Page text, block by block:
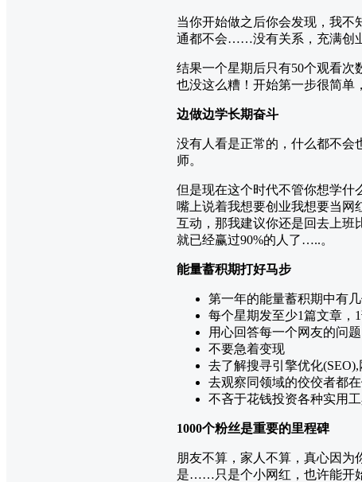
当你开始做之后你会发现，我不
通都不会……没有关系，充满创
结果一个星期后只有50个观看次
也没这么糟！开始第一步很简单
边做边学长期奋斗
没有人看是正常的，什么都不会
师。
但是现在这个时代不管你想学什
嘴上说着我想要创业我想要当网
互动，那我建议你还是回去上
就已经赢过90%的人了…..。
能量蓄积期打好马步
第一年的能量蓄积期中有
每个星期发至少1篇文章，
用心回答每一个网友的问题
不要急着变现
去了解搜寻引擎优化
去观察同领域的佼佼者都
不吝于花钱投资各种实用
1000个粉丝是重要的里程碑
朋友不算，家人不算，真心因为
是……只是个小网红，也许能开